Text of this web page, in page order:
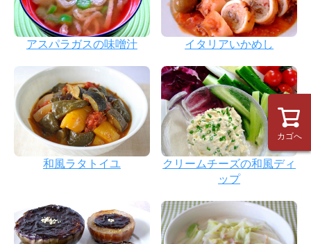
アスパラガスの味噌汁 イタリアいかめし
和風ラタトイユ
クリームチーズの和風ディ
ップ
カゴへ